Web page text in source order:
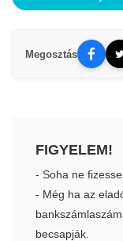
Megosztás
FIGYELEM!
- Soha ne
- Még ha az
becsapják.